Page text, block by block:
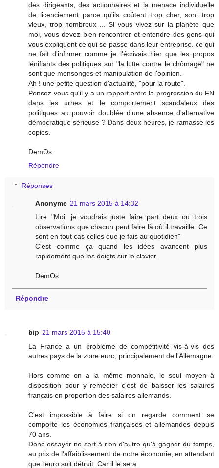
des dirigeants, des actionnaires et la menace individuelle
de licenciement parce qu'ils coûtent trop cher, sont trop
vieux, trop nombreux ... Si vous vivez sur la planète que
moi, vous devez bien rencontrer et entendre des gens qui
vous expliquent ce qui se passe dans leur entreprise, ce qui
ne fait d'infirmer comme je l'écrivais hier que les propos
lénifiants des politiques sur "la lutte contre le chômage" ne
sont que mensonges et manipulation de l'opinion.
Ah ! une petite question d'actualité, "pour la route".
Pensez-vous qu'il y a un rapport entre la progression du FN
dans les urnes et le comportement scandaleux des
politiques au pouvoir doublée d'une absence d'alternative
démocratique sérieuse ? Dans deux heures, je ramasse les
copies.
DemOs
Répondre
Réponses
Anonyme 21 mars 2015 à 14:32
Lire "Moi, je voudrais juste faire part deux ou trois
observations que chacun peut faire là où il travaille. Ce
sont en tout cas celles que je fais au quotidien"
C'est comme ça quand les idées avancent plus
rapidement que les doigts sur le clavier.
DemOs
Répondre
bip 21 mars 2015 à 15:40
La France a un problème de compétitivité vis-à-vis des
autres pays de la zone euro, principalement de l'Allemagne.
Hors comme on a la même monnaie, le seul moyen à
disposition pour y remédier c'est de baisser les salaires
français en proportion des salaires allemands.
C'est impossible à faire si on regarde comment se
comporte les économies françaises et allemandes depuis
70 ans.
Donc essayer ne sert à rien d'autre qu'à gagner du temps,
au prix de l'affaiblissement de notre économie, en attendant
que l'euro soit détruit. Car il le sera.